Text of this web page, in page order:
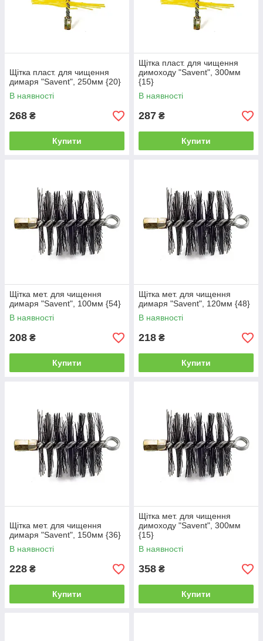
Щітка пласт. для чищення
димаря "Savent", 250мм {20}
В наявності
268 ₴
Купити
Щітка пласт. для чищення
димоходу "Savent", 300мм
{15}
В наявності
287 ₴
Купити
Щітка мет. для чищення
димаря "Savent", 100мм {54}
В наявності
208 ₴
Купити
Щітка мет. для чищення
димаря "Savent", 120мм {48}
В наявності
218 ₴
Купити
Щітка мет. для чищення
димаря "Savent", 150мм {36}
В наявності
228 ₴
Купити
Щітка мет. для чищення
димоходу "Savent", 300мм
{15}
В наявності
358 ₴
Купити